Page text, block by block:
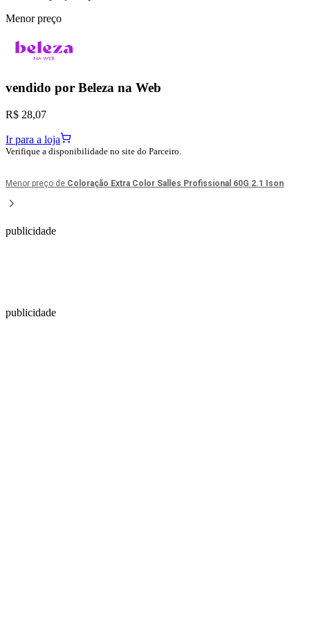
Menor preço
vendido por Beleza na Web
R$ 28,07
Ir para a loja
Verifique a disponibilidade no site do Parceiro.
Menor preço de Coloração Extra Color Salles Profissional 60G 2.1 Ison
publicidade
publicidade